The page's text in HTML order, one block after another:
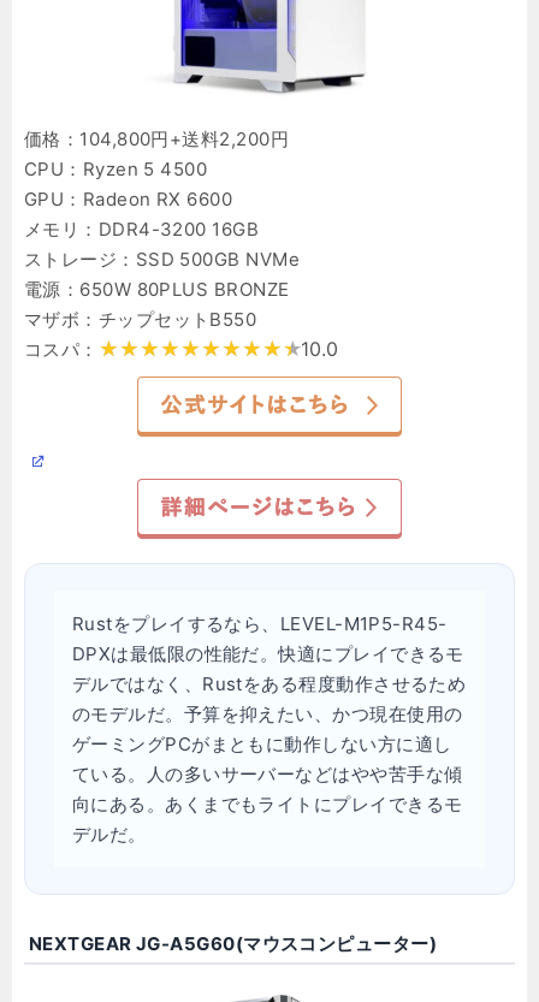
価格：104,800円+送料2,200円
CPU：Ryzen 5 4500
GPU：Radeon RX 6600
メモリ：DDR4-3200 16GB
ストレージ：SSD 500GB NVMe
電源：650W 80PLUS BRONZE
マザボ：チップセットB550
コスパ：
10.0
Rustをプレイするなら、LEVEL-M1P5-R45-
DPXは最低限の性能だ。快適にプレイできるモ
デルではなく、Rustをある程度動作させるため
のモデルだ。予算を抑えたい、かつ現在使用の
ゲーミングPCがまともに動作しない方に適し
ている。人の多いサーバーなどはやや苦手な傾
向にある。あくまでもライトにプレイできるモ
デルだ。
NEXTGEAR JG-A5G60(マウスコンピューター)